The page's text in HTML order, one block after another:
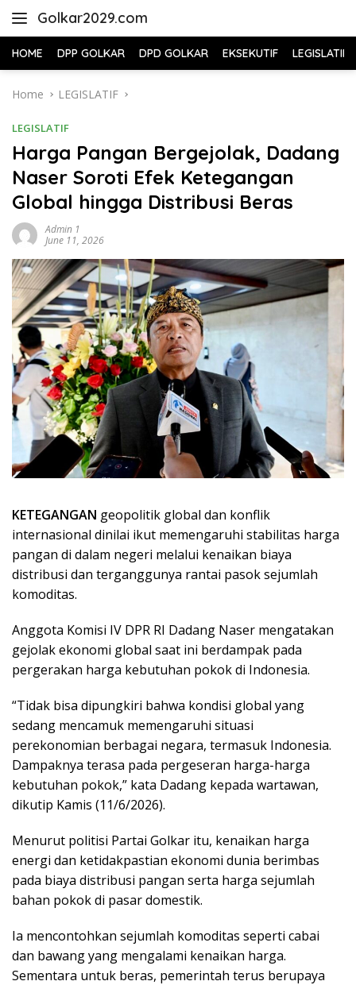
Golkar2029.com
HOME DPP GOLKAR DPD GOLKAR EKSEKUTIF LEGISLATIF
Home LEGISLATIF
LEGISLATIF
Harga Pangan Bergejolak, Dadang
Naser Soroti Efek Ketegangan
Global hingga Distribusi Beras
Admin 1
June 11, 2026
KETEGANGAN geopolitik global dan konflik
internasional dinilai ikut memengaruhi stabilitas harga
pangan di dalam negeri melalui kenaikan biaya
distribusi dan terganggunya rantai pasok sejumlah
komoditas.
Anggota Komisi IV DPR RI Dadang Naser mengatakan
gejolak ekonomi global saat ini berdampak pada
pergerakan harga kebutuhan pokok di Indonesia.
“Tidak bisa dipungkiri bahwa kondisi global yang
sedang mencamuk memengaruhi situasi
perekonomian berbagai negara, termasuk Indonesia.
Dampaknya terasa pada pergeseran harga-harga
kebutuhan pokok,” kata Dadang kepada wartawan,
dikutip Kamis (11/6/2026).
Menurut politisi Partai Golkar itu, kenaikan harga
energi dan ketidakpastian ekonomi dunia berimbas
pada biaya distribusi pangan serta harga sejumlah
bahan pokok di pasar domestik.
Ia mencontohkan sejumlah komoditas seperti cabai
dan bawang yang mengalami kenaikan harga.
Sementara untuk beras, pemerintah terus berupaya